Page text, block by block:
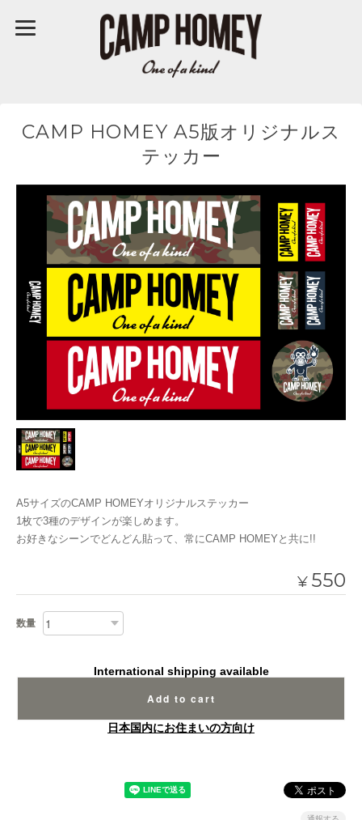
CAMP HOMEY A5版オリジナルス
テッカー
A5サイズのCAMP HOMEYオリジナルステッカー
1枚で3種のデザインが楽しめます。
お好きなシーンでどんどん貼って、常にCAMP HOMEYと共に!!
¥ 550
数量
International shipping available
Add to cart
日本国内にお住まいの方向け